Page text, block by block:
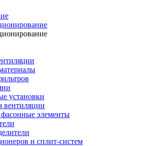
установки
вентиляции
элементы
и сплит-систем